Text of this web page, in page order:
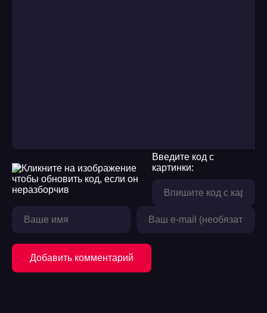
Введите код с
картинки:
Добавить комментарий